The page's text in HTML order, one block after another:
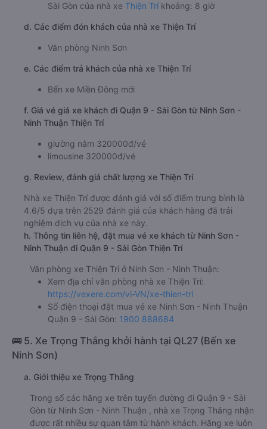
Sài Gòn của nhà xe Thiện Tríkhoảng: 8 giờ
d. Các điểm đón khách của nhà xe Thiện Trí
Văn phòng Ninh Sơn
e. Các điểm trả khách của nhà xe Thiện Trí
Bến xe Miền Đông mới
f. Giá vé giá xe khách đi Quận 9 - Sài Gòn từ Ninh Sơn -
Ninh Thuận Thiện Trí
giường nằm 320000đ/vé
limousine 320000đ/vé
g. Review, đánh giá chất lượng xe Thiện Trí
Nhà xe Thiện Trí được đánh giá với số điểm trung bình là
4.6/5 dựa trên 2529 đánh giá của khách hàng đã trải
nghiệm dịch vụ của nhà xe này.
h. Thông tin liên hệ, đặt mua vé xe khách từ Ninh Sơn -
Ninh Thuận đi Quận 9 - Sài Gòn Thiện Trí
Văn phòng xe Thiện Trí ở Ninh Sơn - Ninh Thuận:
Xem địa chỉ văn phòng nhà xe Thiện Trí:
https://vexere.com/vi-VN/xe-thien-tri
Số điện thoại đặt mua vé xe Ninh Sơn - Ninh Thuận
Quận 9 - Sài Gòn: 1900 888684
🚌 5. Xe Trọng Thắng khởi hành tại QL27 (Bến xe
Ninh Sơn)
a. Giới thiệu xe Trọng Thắng
Trong số các hãng xe trên tuyến đường đi Quận 9 - Sài
Gòn từ Ninh Sơn - Ninh Thuận , nhà xe Trọng Thắng nhận
được rất nhiều sự quan tâm từ hành khách. Hãng xe luôn